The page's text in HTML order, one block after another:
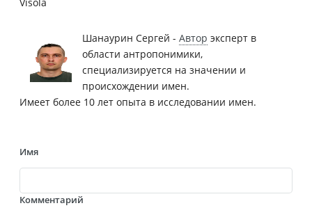
Шанаурин Сергей - Автор эксперт в
области антропонимики,
специализируется на значении и
происхождении имен.
Имеет более 10 лет опыта в исследовании имен.
Имя
Комментарий